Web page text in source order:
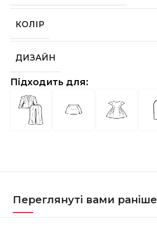
КОЛІР
ДИЗАЙН
Підходить для:
Переглянуті вами раніше